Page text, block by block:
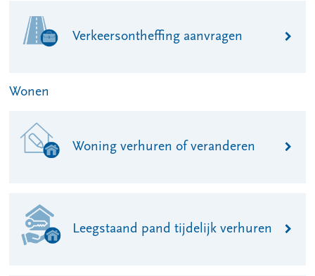
Verkeersontheffing aanvragen
Wonen
Woning verhuren of veranderen
Leegstaand pand tijdelijk verhuren